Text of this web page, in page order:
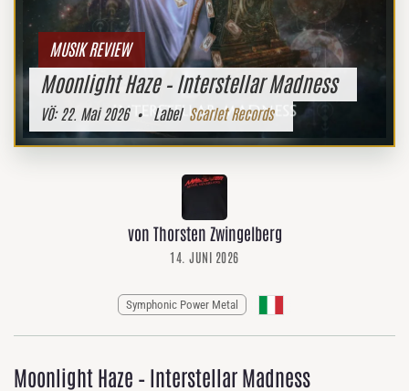
MUSIK REVIEW
Moonlight Haze – Interstellar Madness
VÖ:22. Mai 2026• Label Scarlet Records
von Thorsten Zwingelberg
14. JUNI 2026
Symphonic Power Metal
Moonlight Haze – Interstellar Madness